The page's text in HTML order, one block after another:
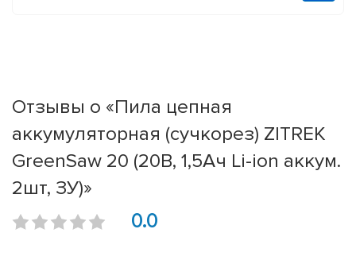
Отзывы о «Пила цепная
аккумуляторная (сучкорез) ZITREK
GreenSaw 20 (20В, 1,5Ач Li-ion аккум.
2шт, ЗУ)»
0.0